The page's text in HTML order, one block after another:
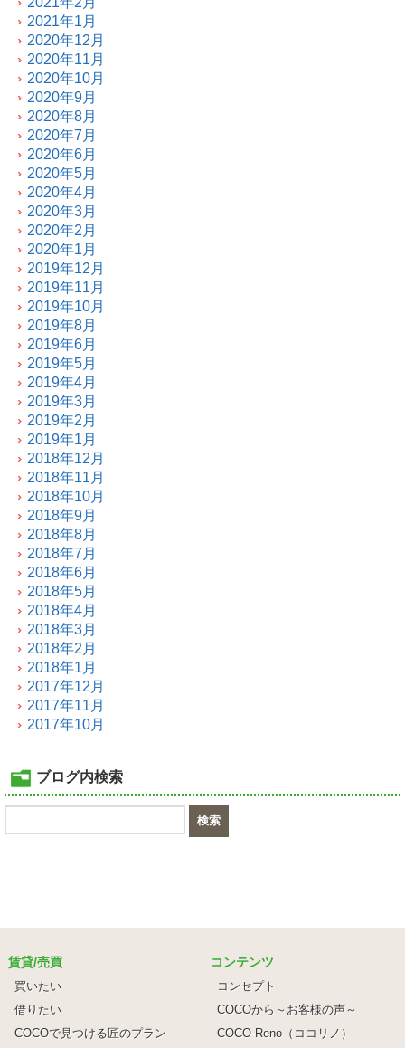
2021年1月
2020年12月
2020年11月
2020年10月
2020年9月
2020年8月
2020年7月
2020年6月
2020年5月
2020年4月
2020年3月
2020年2月
2020年1月
2019年12月
2019年11月
2019年10月
2019年8月
2019年6月
2019年5月
2019年4月
2019年3月
2019年2月
2019年1月
2018年12月
2018年11月
2018年10月
2018年9月
2018年8月
2018年7月
2018年6月
2018年5月
2018年4月
2018年3月
2018年2月
2018年1月
2017年12月
2017年11月
2017年10月
ブログ内検索
賃貸/売買
買いたい
借りたい
COCOで見つける匠のプラン
コンテンツ
コンセプト
COCOから～お客様の声～
COCO-Reno（ココリノ）